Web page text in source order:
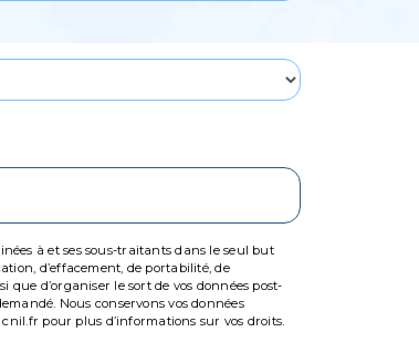
à et ses sous-traitants dans le seul but
d’effacement, de portabilité, de
d’organiser le sort de vos données post-
Nous conservons vos données
pour plus d’informations sur vos droits.